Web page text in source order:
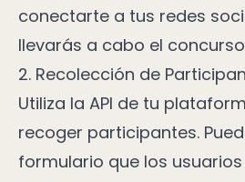
conectarte a tus redes
llevarás a cabo el
2. Recolección de
Utiliza la API de tu
recoger participantes.
formulario que los usuarios